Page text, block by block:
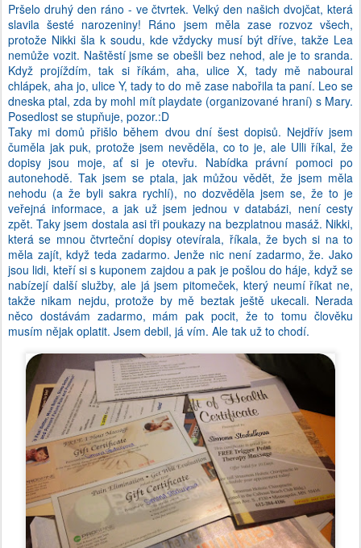
Pršelo druhý den ráno - ve čtvrtek. Velký den našich dvojčat, která
slavila šesté narozeniny! Ráno jsem měla zase rozvoz všech,
protože Nikki šla k soudu, kde vždycky musí být dříve, takže Lea
nemůže vozit. Naštěstí jsme se obešli bez nehod, ale je to sranda.
Když projíždím, tak si říkám, aha, ulice X, tady mě naboural
chlápek, aha jo, ulice Y, tady to do mě zase nabořila ta paní. Leo se
dneska ptal, zda by mohl mít playdate (organizované hraní) s Mary.
Posedlost se stupňuje, pozor.:D
Taky mi domů přišlo během dvou dní šest dopisů. Nejdřív jsem
čuměla jak puk, protože jsem nevěděla, co to je, ale Ulli říkal, že
dopisy jsou moje, ať si je otevřu. Nabídka právní pomoci po
autonehodě. Tak jsem se ptala, jak můžou vědět, že jsem měla
nehodu (a že byli sakra rychlí), no dozvěděla jsem se, že to je
veřejná informace, a jak už jsem jednou v databázi, není cesty
zpět. Taky jsem dostala asi tři poukazy na bezplatnou masáž. Nikki,
která se mnou čtvrteční dopisy otevírala, říkala, že bych si na to
měla zajít, když teda zadarmo. Jenže nic není zadarmo, že. Jako
jsou lidi, kteří si s kuponem zajdou a pak je pošlou do háje, když se
nabízejí další služby, ale já jsem pitomeček, který neumí říkat ne,
takže nikam nejdu, protože by mě beztak ještě ukecali. Nerada
něco dostávám zadarmo, mám pak pocit, že to tomu člověku
musím nějak oplatit. Jsem debil, já vím. Ale tak už to chodí.